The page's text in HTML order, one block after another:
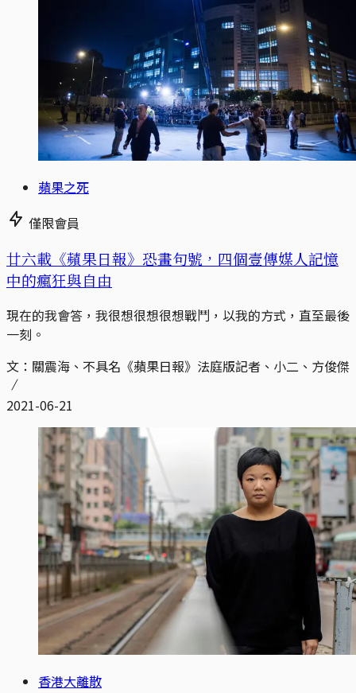
蘋果之死
僅限會員
廿六載《蘋果日報》恐畫句號，四個壹傳媒人記憶
中的瘋狂與自由
現在的我會答，我很想很想很想戰鬥，以我的方式，直至最後
一刻。
文：關震海、不具名《蘋果日報》法庭版記者、小二、方俊傑
2021-06-21
香港大離散